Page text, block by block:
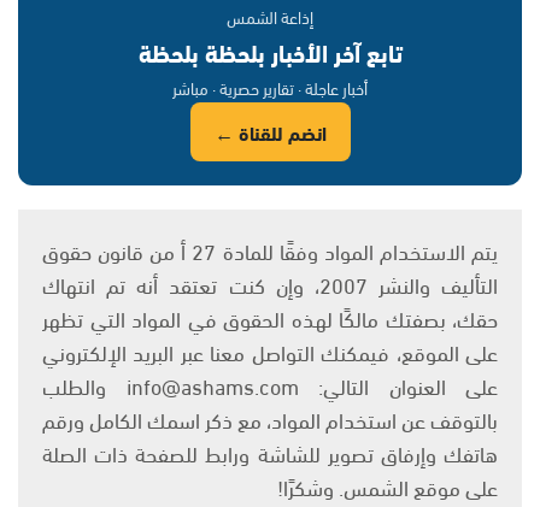
إذاعة الشمس
تابع آخر الأخبار بلحظة بلحظة
أخبار عاجلة · تقارير حصرية · مباشر
انضم للقناة ←
يتم الاستخدام المواد وفقًا للمادة 27 أ من قانون حقوق
التأليف والنشر 2007، وإن كنت تعتقد أنه تم انتهاك
حقك، بصفتك مالكًا لهذه الحقوق في المواد التي تظهر
على الموقع، فيمكنك التواصل معنا عبر البريد الإلكتروني
على العنوان التالي: info@ashams.com والطلب
بالتوقف عن استخدام المواد، مع ذكر اسمك الكامل ورقم
هاتفك وإرفاق تصوير للشاشة ورابط للصفحة ذات الصلة
على موقع الشمس. وشكرًا!